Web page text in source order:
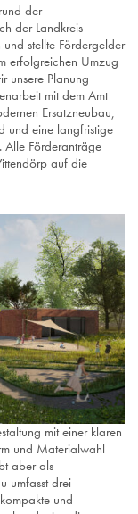
der
der Landkreis
stellte Fördergelder
erfolgreichen Umzug
unsere Planung
mit dem Amt
Ersatzneubau,
und eine langfristige
Alle Förderanträge
auf die
mit einer klaren
und Materialwahl
aber als
umfasst drei
und